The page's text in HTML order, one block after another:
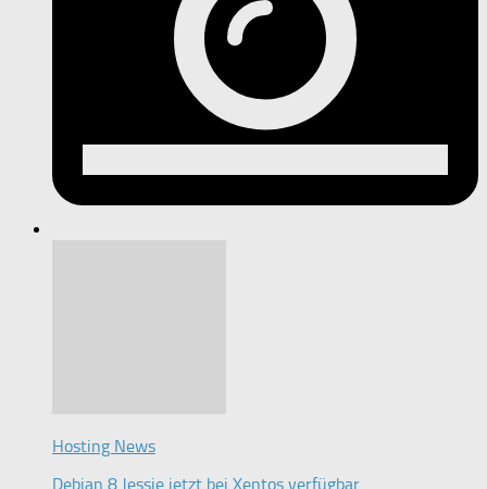
Hosting News
Debian 8 Jessie jetzt bei Xentos verfügbar